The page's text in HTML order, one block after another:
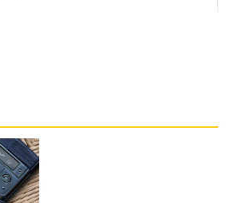
建 Qualcomm Snapdragon 801,
並支援 4G LTE / Wi-Fi 802.11
離通訊技術。更配搭 Vertu 經典
：Vertu CONCIERGE 24 小時
LIFE 生活和 Vertu
障。